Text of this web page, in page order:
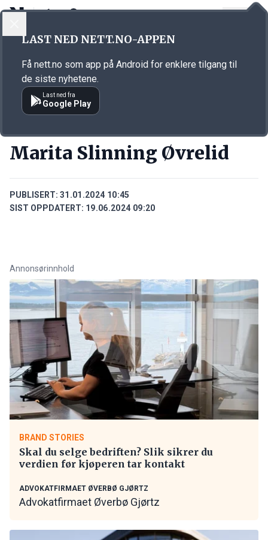
Annonsørinnhold
Marita Slinning Øvrelid
PUBLISERT: 31.01.2024 10:45
SIST OPPDATERT: 19.06.2024 09:20
Annonsørinnhold
BRAND STORIES
Skal du selge bedriften? Slik sikrer du
verdien før kjøperen tar kontakt
ADVOKATFIRMAET ØVERBØ GJØRTZ
Advokatfirmaet Øverbø Gjørtz
LAST NED NETT.NO-APPEN
Få nett.no som app på Android for enklere tilgang til
de siste nyhetene.
Last ned fra
Google Play